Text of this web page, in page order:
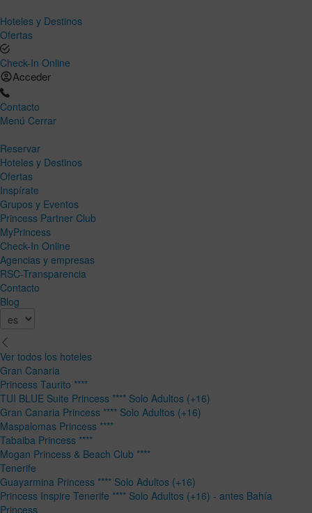
Hoteles y Destinos
Ofertas
Check-In Online
Acceder
Contacto
Menú Cerrar
Reservar
Hoteles y Destinos
Ofertas
Inspírate
Grupos y Eventos
Princess Partner Club
MyPrincess
Check-In Online
Agencias y empresas
RSC-Transparencia
Contacto
Blog
Ver todos los hoteles
Gran Canaria
Princess Taurito ****
TUI BLUE Suite Princess **** Solo Adultos (+16)
Gran Canaria Princess **** Solo Adultos (+16)
Maspalomas Princess ****
Tabaiba Princess ****
Mogan Princess & Beach Club ****
Tenerife
Guayarmina Princess **** Solo Adultos (+16)
Princess Inspire Tenerife **** Solo Adultos (+16) - antes Bahía
Princess